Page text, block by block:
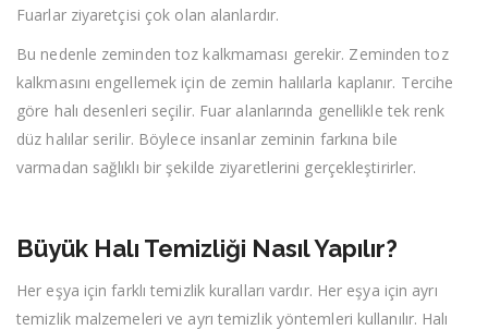
Fuarlar ziyaretçisi çok olan alanlardır.
Bu nedenle zeminden toz kalkmaması gerekir. Zeminden toz
kalkmasını engellemek için de zemin halılarla kaplanır. Tercihe
göre halı desenleri seçilir. Fuar alanlarında genellikle tek renk
düz halılar serilir. Böylece insanlar zeminin farkına bile
varmadan sağlıklı bir şekilde ziyaretlerini gerçekleştirirler.
Büyük Halı Temizliği Nasıl Yapılır?
Her eşya için farklı temizlik kuralları vardır. Her eşya için ayrı
temizlik malzemeleri ve ayrı temizlik yöntemleri kullanılır. Halı